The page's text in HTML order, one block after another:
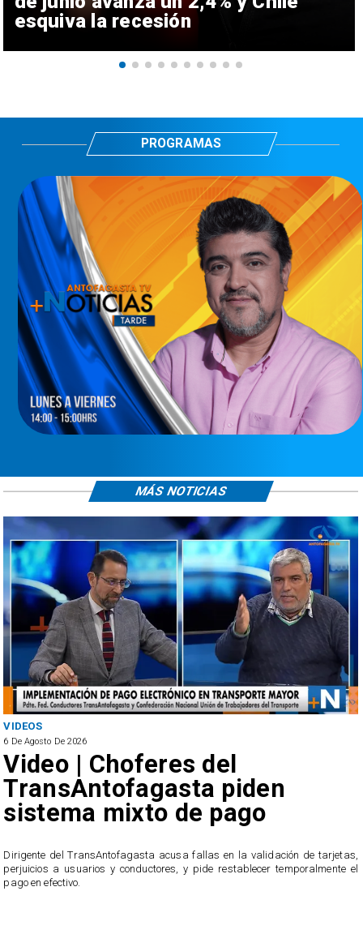
esquiva la recesión
PROGRAMAS
VIDEOS
6 De Agosto De 2026
Video | Choferes del
TransAntofagasta piden
sistema mixto de pago
​Dirigente del TransAntofagasta acusa fallas en la validación de tarjetas,
perjuicios a usuarios y conductores, y pide restablecer temporalmente el
pago en efectivo.
MÁS NOTICIAS